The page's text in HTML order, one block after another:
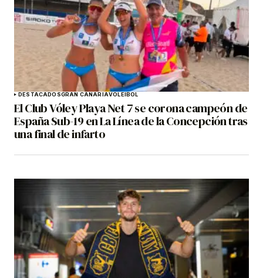
DESTACADOSGRAN CANARIAVOLEIBOL
El Club Vóley Playa Net 7 se corona campeón de
España Sub-19 en La Línea de la Concepción tras
una final de infarto